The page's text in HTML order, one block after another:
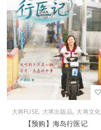
大将FUSE, 大将出版品, 大将文化
【预购】海岛行医记